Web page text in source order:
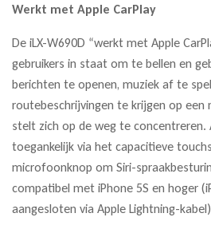
Werkt met Apple CarPlay
De iLX-W690D “werkt met Apple
gebruikers in staat om te bellen en
berichten te openen, muziek af te
routebeschrijvingen te krijgen op een
stelt zich op de weg te concentreren.
toegankelijk via het capacitieve
microfoonknop om Siri-
compatibel met iPhone 5S en hoger
aangesloten via Apple Lightning-